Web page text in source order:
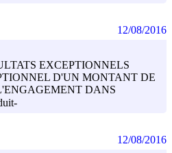
EXCEPTIONNELS
D'UN MONTANT DE
DANS
12/08/2016
12/08/2016